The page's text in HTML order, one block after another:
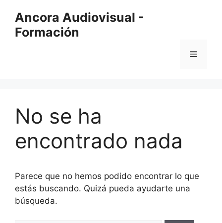
contenido
Ancora Audiovisual -
Formación
Menú
No se ha
encontrado nada
Parece que no hemos podido encontrar lo que
estás buscando. Quizá pueda ayudarte una
búsqueda.